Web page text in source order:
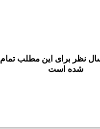
نظر برای این مطلب تمام
شده است